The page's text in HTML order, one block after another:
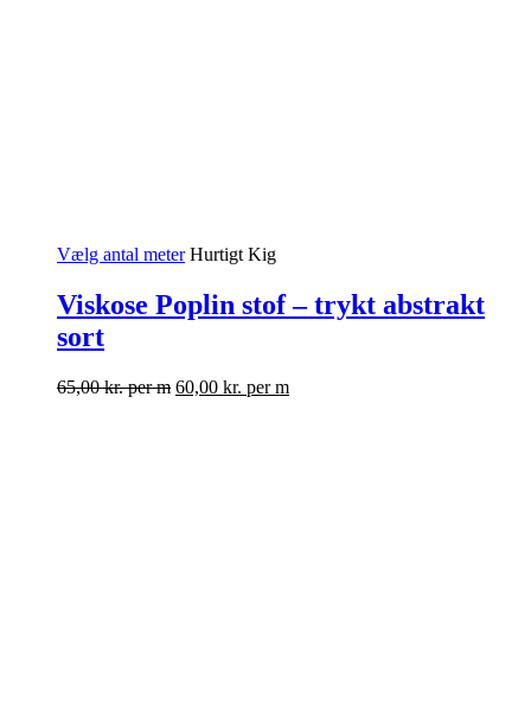
Vælg antal meter Hurtigt Kig
Viskose Poplin stof – trykt abstrakt
sort
65,00kr.per m 60,00 kr. per m